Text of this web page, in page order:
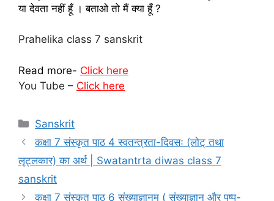
या देवता नहीं हूँ । बताओ तो मैं क्या हूँ ?
Prahelika class 7 sanskrit
Read more- Click here
You Tube – Click here
Categories
Sanskrit
कक्षा 7 संस्‍कृत पाठ 4 स्वतन्त्रता-दिवसः (लोट् तथा
लृट्लकार) का अर्थ | Swatantrta diwas class 7
sanskrit
कक्षा 7 संस्‍कृत पाठ 6 संख्याज्ञानम् ( संख्याज्ञान और पुष्प-